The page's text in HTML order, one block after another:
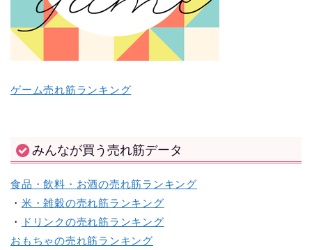
ゲーム売れ筋ランキング
みんなが買う売れ筋データ
食品・飲料・お酒の売れ筋ランキング
・ 米・雑穀の売れ筋ランキング
・
ドリンクの売れ筋ランキング
おもちゃの売れ筋ランキング